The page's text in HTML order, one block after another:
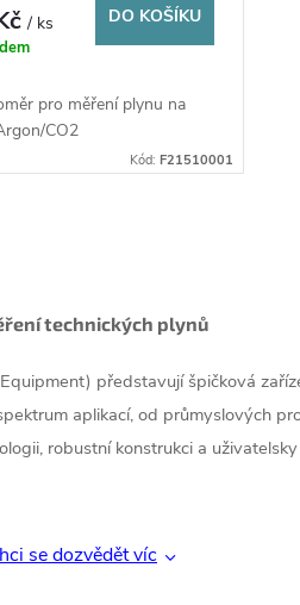
/ ks DO KOŠÍKU
pro měření plynu na
CO2
Kód: F21510001
technických plynů
představují špičková
aplikací, od průmyslových
robustní konstrukci a
se dozvědět víc